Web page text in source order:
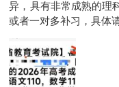
异，具有非常成熟的理
或者一对多补习，具体